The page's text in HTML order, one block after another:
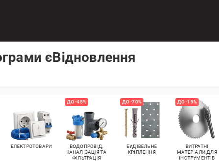
єВідновлення
ЕЛЕКТРОТОВАРИ
ДО -45%
ВОДОПРОВІД,
КАНАЛІЗАЦІЯ ТА
ФІЛЬТРАЦІЯ
ДО -70%
БУДІВЕЛЬНЕ
КРІПЛЕННЯ
ДО -15%
ВИТРАТНІ
МАТЕРІАЛИ ДЛЯ
ІНСТРУМЕНТІВ